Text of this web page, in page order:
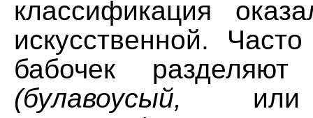
классификация
искусственной.
бабочек
(булавоусый,